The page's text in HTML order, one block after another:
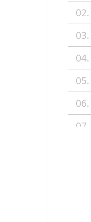
02.
03.
04.
05.
06.
07.